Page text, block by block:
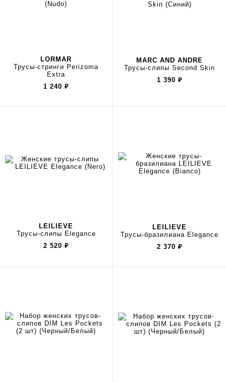
LORMAR
Трусы-стринги Perizoma
Extra
1 240 ₽
MARC AND ANDRE
Трусы-слипы Second Skin
1 390 ₽
LEILIEVE
Трусы-слипы Elegance
2 520 ₽
LEILIEVE
Трусы-бразилиана Elegance
2 370 ₽